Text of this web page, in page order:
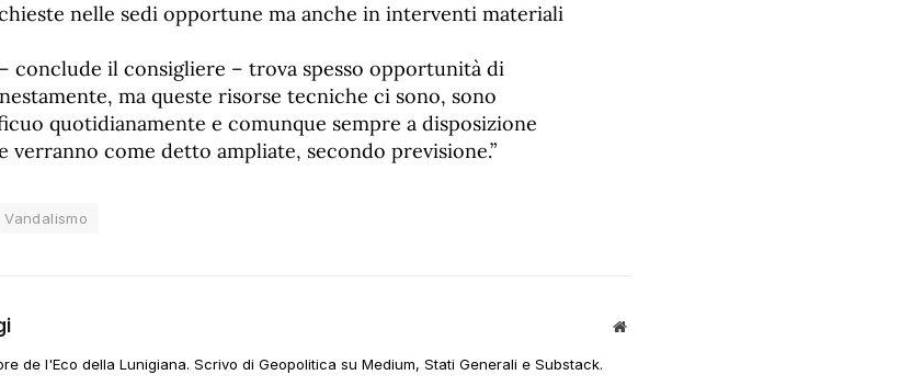
nelle sedi opportune ma anche in interventi materiali
conclude il consigliere – trova spesso opportunità di
ma queste risorse tecniche ci sono, sono
quotidianamente e comunque sempre a disposizione
verranno come detto ampliate, secondo previsione.”
Vandalismo
Sito
de l'Eco della Lunigiana. Scrivo di Geopolitica su Medium, Stati Generali e Substack.